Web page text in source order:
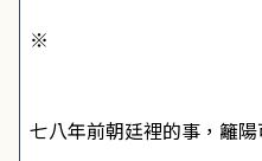
※
七八年前朝廷裡的事，籬